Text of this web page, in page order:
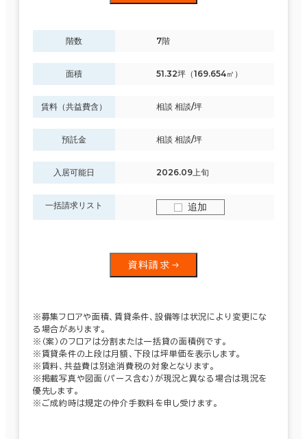
階数 7階
面積 51.32坪（169.654㎡）
賃料（共益費含） 相談 相談/坪
預託金 相談 相談/坪
入居可能日 2026.09上旬
一括請求リスト 追加
資料請求
※募集フロアや面積、賃貸条件、設備等は状況により変更にな
る場合があります。
※（案）のフロアは分割または一括貸の面積例です。
※賃貸条件の上段は月額、下段は坪単価を表示します。
※賃料、共益費は別途消費税の対象となります。
※掲載写真や図面（パース含む）が現況と異なる場合は現況を
優先します。
※ご成約時は規定の仲介手数料を申し受けます。